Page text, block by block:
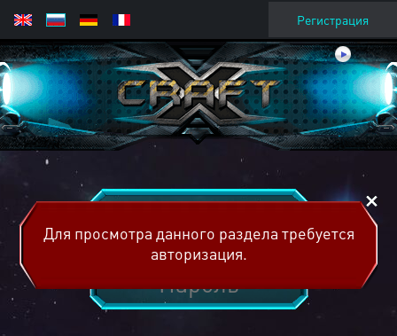
Регистрация
Для просмотра данного раздела требуется
авторизация.